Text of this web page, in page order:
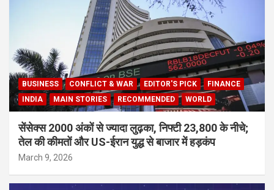
BUSINESS CONFLICT & WAR EDITOR'S PICK
FINANCE
INDIA
MAIN STORIES RECOMMENDED WORLD
सेंसेक्स 2000 अंकों से ज्यादा लुढ़का, निफ्टी 23,800 के नीचे;
तेल की कीमतों और US-ईरान युद्ध से बाजार में हड़कंप
March 9, 2026